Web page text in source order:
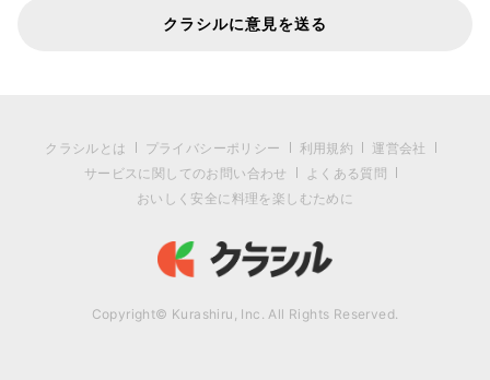
クラシルに意見を送る
クラシルとは プライバシーポリシー 利用規約
運営会社
サービスに関してのお問い合わせ
よくある質問
おいしく安全に料理を楽しむために
Copyright© Kurashiru, Inc. All Rights Reserved.